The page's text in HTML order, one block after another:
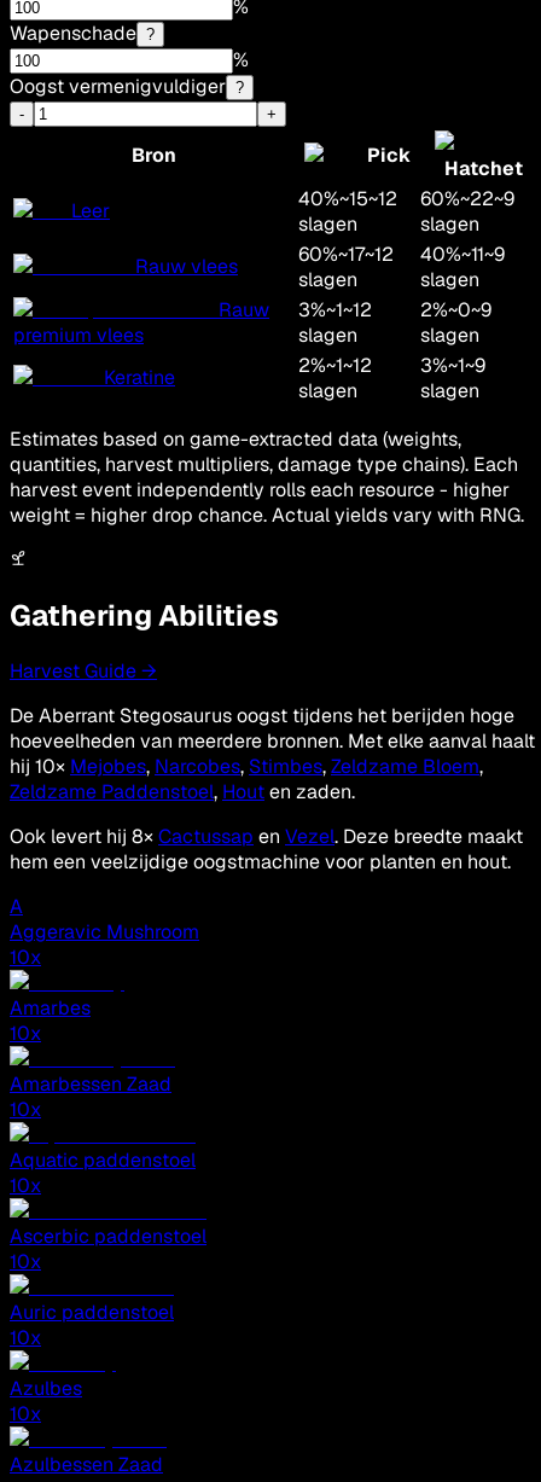
%
Wapenschade ?
%
Oogst vermenigvuldiger ?
-
+
Bron Pick
Hatchet
Leer
40%~15~12
slagen
60%~22~9
slagen
Rauw vlees
60%~17~12
slagen
40%~11~9
slagen
Rauw
premium vlees
3%~1~12
slagen
2%~0~9
slagen
Keratine
2%~1~12
slagen
3%~1~9
slagen
Estimates based on game-extracted data (weights,
quantities, harvest multipliers, damage type chains). Each
harvest event independently rolls each resource - higher
weight = higher drop chance. Actual yields vary with RNG.
Gathering Abilities
Harvest Guide →
De Aberrant Stegosaurus oogst tijdens het berijden hoge
hoeveelheden van meerdere bronnen. Met elke aanval haalt
hij 10× Mejobes, Narcobes, Stimbes,Zeldzame Bloem,
Zeldzame Paddenstoel, Houten zaden.
Ook levert hij 8×Cactussap en Vezel. Deze breedte maakt
hem een veelzijdige oogstmachine voor planten en hout.
A
Aggeravic Mushroom
10x
Amarbes
10x
Amarbessen Zaad
10x
Aquatic paddenstoel
10x
Ascerbic paddenstoel
10x
Auric paddenstoel
10x
Azulbes
10x
Azulbessen Zaad